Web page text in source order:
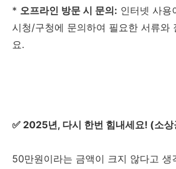
* 오프라인 방문 시 문의: 인터넷 사용
시청/구청에 문의하여 필요한 서류와
요.
✅ 2025년, 다시 한번 힘내세요! (소
50만원이라는 금액이 크지 않다고 생